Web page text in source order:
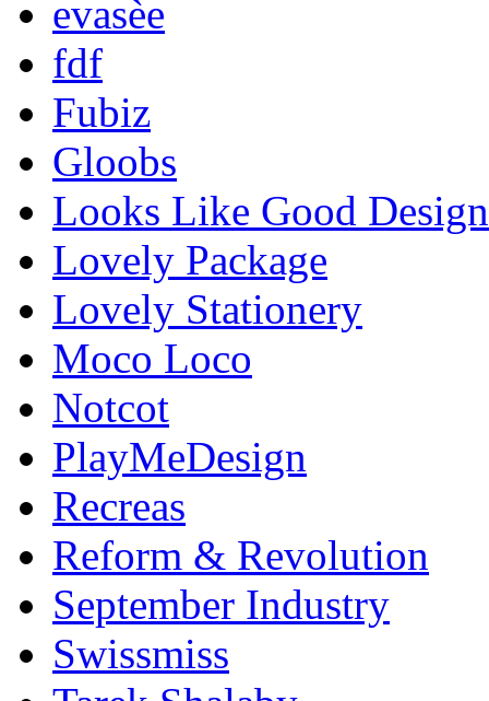
evasèe
fdf
Fubiz
Gloobs
Looks Like Good Design
Lovely Package
Lovely Stationery
Moco Loco
Notcot
PlayMeDesign
Recreas
Reform & Revolution
September Industry
Swissmiss